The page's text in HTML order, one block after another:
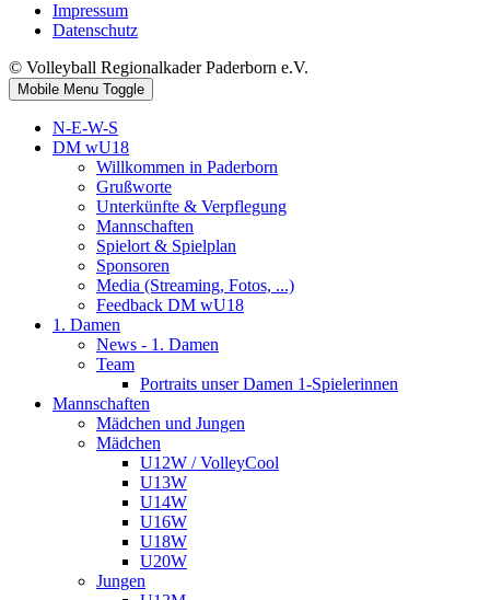
Impressum
Datenschutz
© Volleyball Regionalkader Paderborn e.V.
Mobile Menu Toggle
N-E-W-S
DM wU18
Willkommen in Paderborn
Grußworte
Unterkünfte & Verpflegung
Mannschaften
Spielort & Spielplan
Sponsoren
Media (Streaming, Fotos, ...)
Feedback DM wU18
1. Damen
News - 1. Damen
Team
Portraits unser Damen 1-Spielerinnen
Mannschaften
Mädchen und Jungen
Mädchen
U12W / VolleyCool
U13W
U14W
U16W
U18W
U20W
Jungen